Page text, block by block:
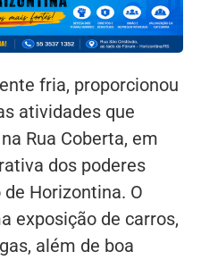
fria, proporcionou
atividades que
Rua Coberta, em
dos poderes
Horizontina. O
exposição de carros,
além de boa